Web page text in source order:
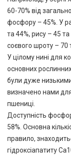
60-70% від
фосфору – 45%. У
та 44%, рису – 45
соєвого шроту – 70
У цілому нині для
основних
були дуже
визначено нами
пшениці.
Доступність
58%. Основна
правило,
гідроксіапатиту